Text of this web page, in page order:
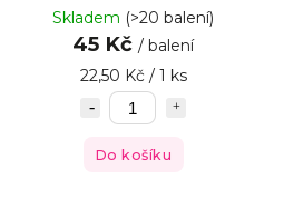
Skladem (>20 balení)
45 Kč / balení
22,50 Kč / 1 ks
Do košíku